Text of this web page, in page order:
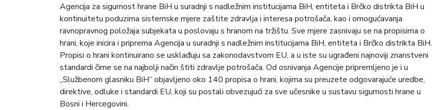
Agencija za sigurnost hrane BiH u suradnji s nadležnim institucijama BiH, entiteta i Brčko distrikta BiH u
kontinuitetu poduzima sistemske mjere zaštite zdravlja i interesa potrošača, kao i omogućavanja
ravnopravnog položaja subjekata u poslovaju s hranom na tržištu. Sve mjere zasnivaju se na propisima o
hrani, koje inicira i priprema Agencija u suradnji s nadležnim institucijama BiH, entiteta i Brčko distrikta BiH.
Propisi o hrani kontinuirano se usklađuju sa zakonodavstvom EU, a u iste su ugrađeni najnoviji znanstveni
standardi čime se na najbolji način štiti zdravlje potrošača. Od osnivanja Agencije pripremljeno je i u
„Službenom glasniku BiH“ objavljeno oko 140 propisa o hrani, kojima su preuzete odgovarajuće uredbe,
direktive, odluke i standardi EU, koji su postali obvezujući za sve učesnike u sustavu sigurnosti hrane u
Bosni i Hercegovini.